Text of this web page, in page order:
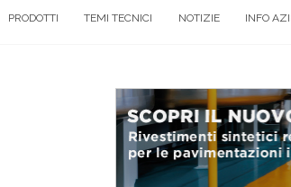
PRODOTTI TEMI TECNICI NOTIZIE INFO